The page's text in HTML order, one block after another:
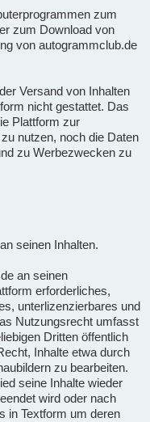
zum
zum Download von
von autogrammclub.de
Versand von Inhalten
nicht gestattet. Das
Plattform zur
nutzen, noch die Daten
zu Werbezwecken zu
seinen Inhalten.
an seinen
erforderliches,
unterlizenzierbares und
Nutzungsrecht umfasst
Dritten öffentlich
Inhalte etwa durch
zu bearbeiten.
seine Inhalte wieder
wird oder nach
in Textform um deren